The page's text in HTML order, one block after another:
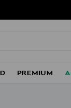
PREMIUM